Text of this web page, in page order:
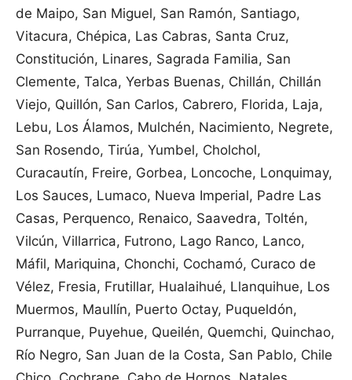
de Maipo, San Miguel, San Ramón, Santiago,
Vitacura, Chépica, Las Cabras, Santa Cruz,
Constitución, Linares, Sagrada Familia, San
Clemente, Talca, Yerbas Buenas, Chillán, Chillán
Viejo, Quillón, San Carlos, Cabrero, Florida, Laja,
Lebu, Los Álamos, Mulchén, Nacimiento, Negrete,
San Rosendo, Tirúa, Yumbel, Cholchol,
Curacautín, Freire, Gorbea, Loncoche, Lonquimay,
Los Sauces, Lumaco, Nueva Imperial, Padre Las
Casas, Perquenco, Renaico, Saavedra, Toltén,
Vilcún, Villarrica, Futrono, Lago Ranco, Lanco,
Máfil, Mariquina, Chonchi, Cochamó, Curaco de
Vélez, Fresia, Frutillar, Hualaihué, Llanquihue, Los
Muermos, Maullín, Puerto Octay, Puqueldón,
Purranque, Puyehue, Queilén, Quemchi, Quinchao,
Río Negro, San Juan de la Costa, San Pablo, Chile